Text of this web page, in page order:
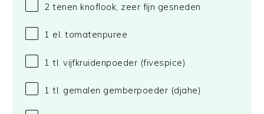
2 tenen knoflook, zeer fijn gesneden
1 el. tomatenpuree
1 tl. vijfkruidenpoeder (fivespice)
1 tl. gemalen gemberpoeder (djahe)